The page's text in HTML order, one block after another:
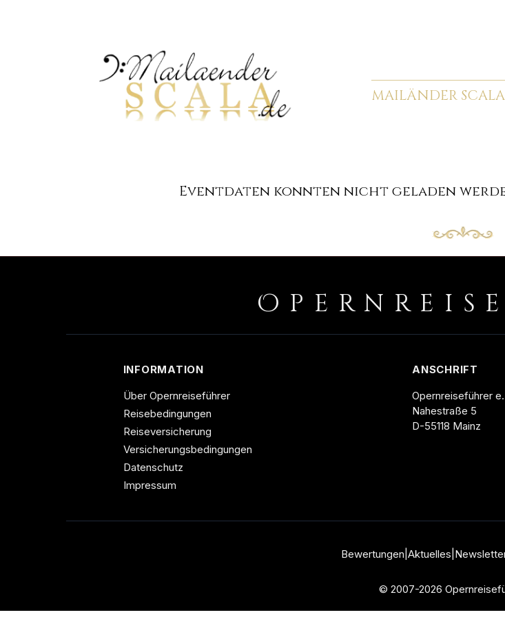
MAILÄNDER SCALA
Eventdaten konnten nicht geladen
O
INFORMATION
Über Opernreiseführer
Reisebedingungen
Reiseversicherung
Versicherungsbedingungen
Datenschutz
Impressum
ANSCHRIFT
Opernreiseführer
Nahestraße 5
D-55118 Mainz
Bewertungen Aktuelles
© 2007-2026